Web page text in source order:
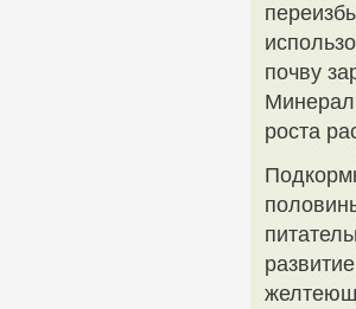
почву
роста